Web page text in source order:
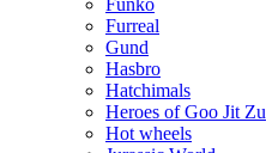
Funko
Furreal
Gund
Hasbro
Hatchimals
Heroes of Goo Jit Zu
Hot wheels